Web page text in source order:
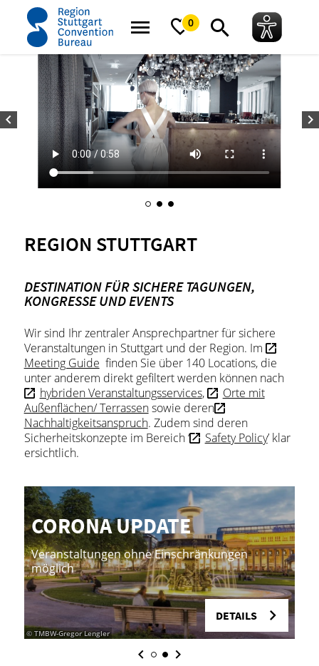
0
Startseite Meeting Guide Sichere Veranstaltungen
REGION STUTTGART
DESTINATION FÜR SICHERE TAGUNGEN,
KONGRESSE UND EVENTS
Wir sind Ihr zentraler Ansprechpartner für sichere
Veranstaltungen in Stuttgart und der Region. Im
Meeting Guide finden Sie über 140 Locations, die
unter anderem direkt gefiltert werden können nach
hybriden Veranstaltungsservices,
Orte mit
Außenflächen/ Terrassensowie deren
Nachhaltigkeitsanspruch. Zudem sind deren
Sicherheitskonzepte im Bereich ‘
Safety Policy’ klar
ersichtlich.
© TMBW-Gregor Lengler
CO­RO­NA UP­DATE
Veranstaltungen ohne Einschränkungen
möglich
DETAILS